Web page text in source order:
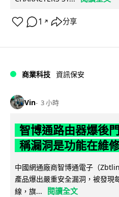
1 ↗ 分享
商業科技 資訊保安
Vin 3 小時
智博通路由器爆後
稱漏洞是功能在維
中國網通廠商智博通電子（
產品爆出嚴重安全漏洞，被發現
線，旗...
閱讀全文